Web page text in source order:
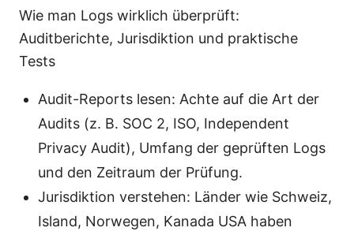
Wie man Logs wirklich überprüft:
Auditberichte, Jurisdiktion und praktische
Tests
Audit-Reports lesen: Achte auf die Art der
Audits (z. B. SOC 2, ISO, Independent
Privacy Audit), Umfang der geprüften Logs
und den Zeitraum der Prüfung.
Jurisdiktion verstehen: Länder wie Schweiz,
Island, Norwegen, Kanada USA haben